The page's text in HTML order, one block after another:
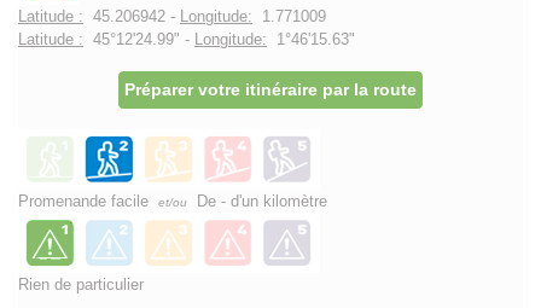
Latitude : 45.206942 - Longitude: 1.771009
Latitude : 45°12'24.99" - Longitude: 1°46'15.63"
Préparer votre itinéraire par la route
Promenande facile et/ou De - d'un kilomètre
Rien de particulier